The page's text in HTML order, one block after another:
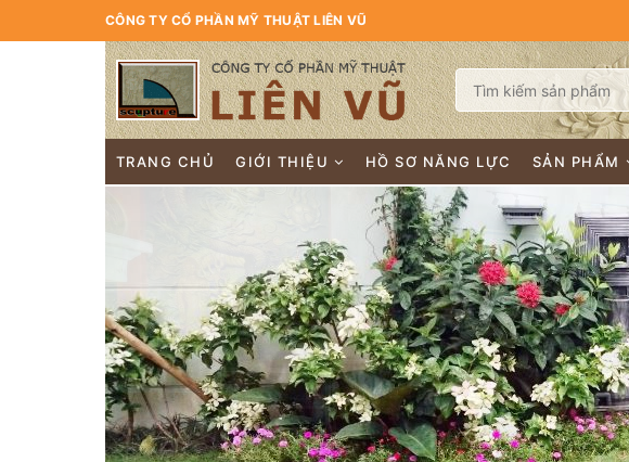
CÔNG TY CỔ PHẦN MỸ THUẬT LIÊN VŨ
TRANG CHỦ GIỚI THIỆU HỒ SƠ NĂNG LỰC SẢN PHẨM